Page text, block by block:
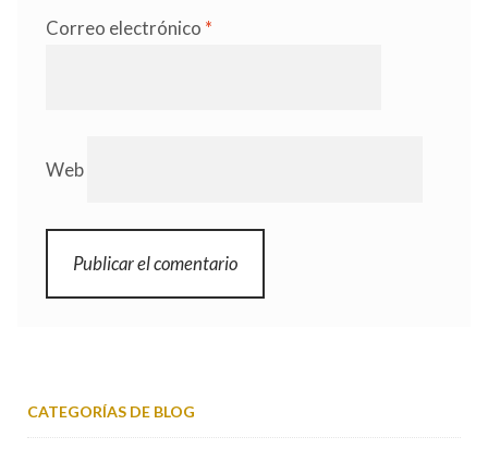
Correo electrónico *
Web
CATEGORÍAS DE BLOG